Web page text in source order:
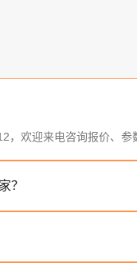
，欢迎来电咨询报价、参
？